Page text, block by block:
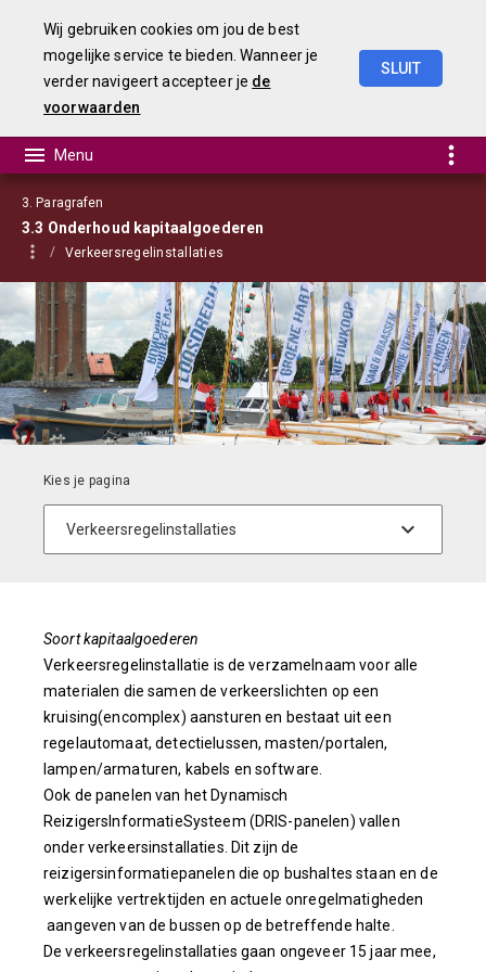
3. Paragrafen
3.3 Onderhoud kapitaalgoederen
Verkeersregelinstallaties
Soort kapitaalgoederen
Verkeersregelinstallatie is de verzamelnaam voor alle
materialen die samen de verkeerslichten op een
kruising(encomplex) aansturen en bestaat uit een
regelautomaat, detectielussen, masten/portalen,
lampen/armaturen, kabels en software.
Ook de panelen van het Dynamisch
ReizigersInformatieSysteem (DRIS-panelen) vallen
onder verkeersinstallaties. Dit zijn de
reizigersinformatiepanelen die op bushaltes staan en de
werkelijke vertrektijden en actuele onregelmatigheden
aangeven van de bussen op de betreffende halte.
De verkeersregelinstallaties gaan ongeveer 15 jaar mee,
Wij gebruiken cookies om jou de best
mogelijke service te bieden. Wanneer je
verder navigeert accepteer je de
voorwaarden
SLUIT